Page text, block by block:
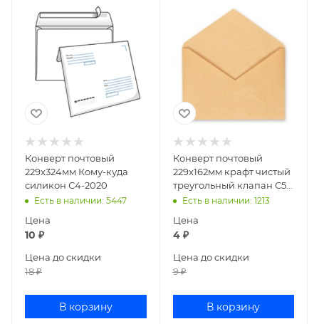
Конверт почтовый
229х324мм Кому-куда
силикон С4-2020
Есть в наличии: 5447
Цена
10 ₽
Цена до скидки
18₽
В корзину
Конверт почтовый
229х162мм крафт чистый
треугольный клапан С5
декстрин
Есть в наличии: 1213
Цена
4₽
Цена до скидки
9₽
В корзину